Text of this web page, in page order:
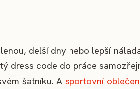
delší dny nebo lepší
dress code do práce
šatníku. A sportovní